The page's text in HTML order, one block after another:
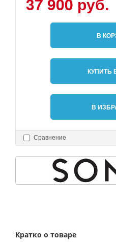
В
КУПИТЬ
В
Сравнение
Кратко о товаре